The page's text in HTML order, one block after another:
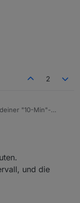
2
"10-Min"-
und die